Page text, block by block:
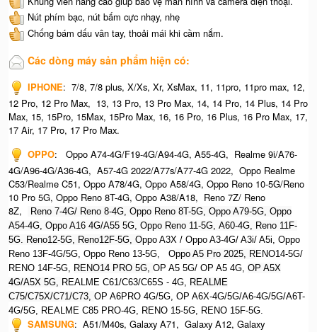
Nút phím bạc, nút bấm cực nhạy, nhẹ
Chống bám dấu vân tay, thoải mái khi cầm nắm.
Các dòng máy sản phẩm hiện có:
IPHONE: 7/8, 7/8 plus, X/Xs, Xr, XsMax, 11, 11pro, 11pro max, 12,
12 Pro, 12 Pro Max, 13, 13 Pro, 13 Pro Max, 14, 14 Pro, 14 Plus, 14 Pro
Max, 15, 15Pro, 15Max, 15Pro Max, 16, 16 Pro, 16 Plus, 16 Pro Max, 17,
17 Air, 17 Pro, 17 Pro Max.
OPPO:
Oppo A74-4G/F19-4G/A94-4G, A55-4G, Realme 9i/A76-
4G/A96-4G/A36-4G, A57-4G 2022/A77s/A77-4G 2022, Oppo Realme
C53/Realme C51, Oppo A78/4G, Oppo A58/4G, Oppo Reno 10-5G/Reno
10 Pro 5G, Oppo Reno 8T-4G, Oppo A38/A18, Reno 7Z/ Reno
8Z,
Reno 7-4G/ Reno 8-4G, Oppo Reno 8T-5G, Oppo A79-5G, Oppo
A54-4G, Oppo A16 4G/A55 5G, Oppo Reno 11-5G, A60-4G, Reno 11F-
5G. Reno12-5G, Reno12F-5G, Oppo A3X / Oppo A3-4G/ A3i/ A5i, Oppo
Reno 13F-4G/5G, Oppo Reno 13-5G, Oppo A5 Pro 2025, RENO14-5G/
RENO 14F-5G,
RENO14 PRO 5G, OP A5 5G/ OP A5 4G, OP A5X
4G/A5X 5G,
REALME C61/C63/C65S - 4G,
REALME
C75/C75X/C71/C73, OP A6PRO 4G/5G, OP A6X-4G/5G/A6-4G/5G/A6T-
4G/5G, REALME C85 PRO-4G, RENO 15-5G, RENO 15F-5G.
SAMSUNG: A51/M40s, Galaxy A71, Galaxy A12, Galaxy